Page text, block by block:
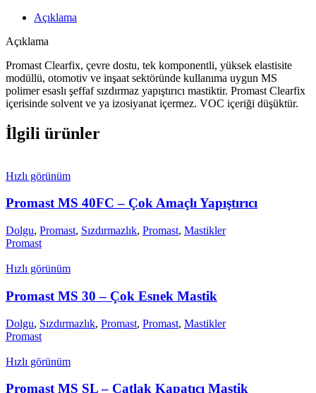
Açıklama
Açıklama
Promast Clearfix, çevre dostu, tek komponentli, yüksek elastisite
modüllü, otomotiv ve inşaat sektöründe kullanıma uygun MS
polimer esaslı şeffaf sızdırmaz yapıştırıcı mastiktir. Promast Clearfix
içerisinde solvent ve ya izosiyanat içermez. VOC içeriği düşüktür.
İlgili ürünler
Hızlı görünüm
Promast MS 40FC – Çok Amaçlı Yapıştırıcı
Dolgu, Promast, Sızdırmazlık, Promast, Mastikler
Promast
Hızlı görünüm
Promast MS 30 – Çok Esnek Mastik
Dolgu, Sızdırmazlık, Promast, Promast, Mastikler
Promast
Hızlı görünüm
Promast MS SL – Çatlak Kapatıcı Mastik